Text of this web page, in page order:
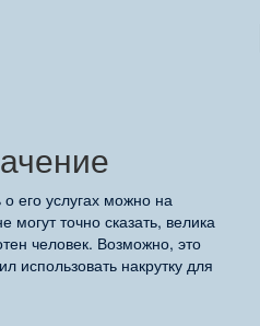
его услугах можно на
точно сказать, велика
человек. Возможно, это
использовать накрутку для